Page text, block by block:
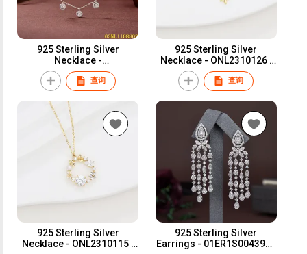
925 Sterling Silver
Necklace -
03NL1S1108803 | Blossom
CS Jewelry
查询
925 Sterling Silver
Necklace - ONL2310126 |
Blossom CS Jewelry
查询
925 Sterling Silver
Necklace - ONL2310115 |
925 Sterling Silver
Earrings - 01ER1S004398 |